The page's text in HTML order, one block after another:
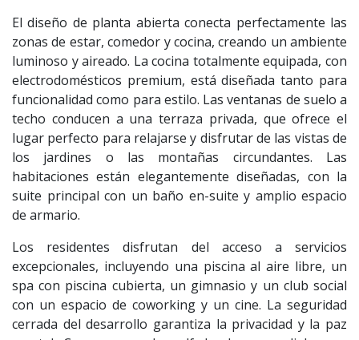
El diseño de planta abierta conecta perfectamente las
zonas de estar, comedor y cocina, creando un ambiente
luminoso y aireado. La cocina totalmente equipada, con
electrodomésticos premium, está diseñada tanto para
funcionalidad como para estilo. Las ventanas de suelo a
techo conducen a una terraza privada, que ofrece el
lugar perfecto para relajarse y disfrutar de las vistas de
los jardines o las montañas circundantes. Las
habitaciones están elegantemente diseñadas, con la
suite principal con un baño en-suite y amplio espacio
de armario.
Los residentes disfrutan del acceso a servicios
excepcionales, incluyendo una piscina al aire libre, un
spa con piscina cubierta, un gimnasio y un club social
con un espacio de coworking y un cine. La seguridad
cerrada del desarrollo garantiza la privacidad y la paz